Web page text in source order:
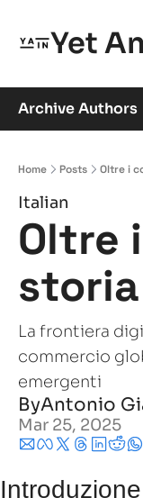
Yet
ArchiveAuthors
Home Posts Oltre i
Italian
Oltre
La frontiera
commercio
emergenti
ByAntonio
Mar 25, 2025
Introduzione